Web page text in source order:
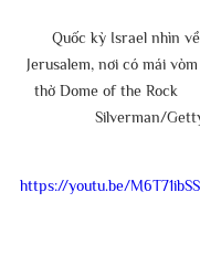
Quốc kỳ Israel nhìn
Jerusalem, nơi có mái
thờ Dome of the Rock
Silverman/
https://youtu.be/